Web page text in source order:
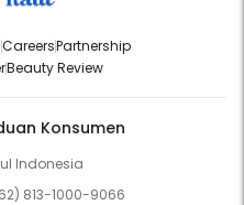
CareersPartnership
Beauty Review
Konsumen
Indonesia
813-1000-9066